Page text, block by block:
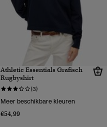
Athletic Essentials Grafisch
Rugbyshirt
(3)
Meer beschikbare kleuren
€54,99